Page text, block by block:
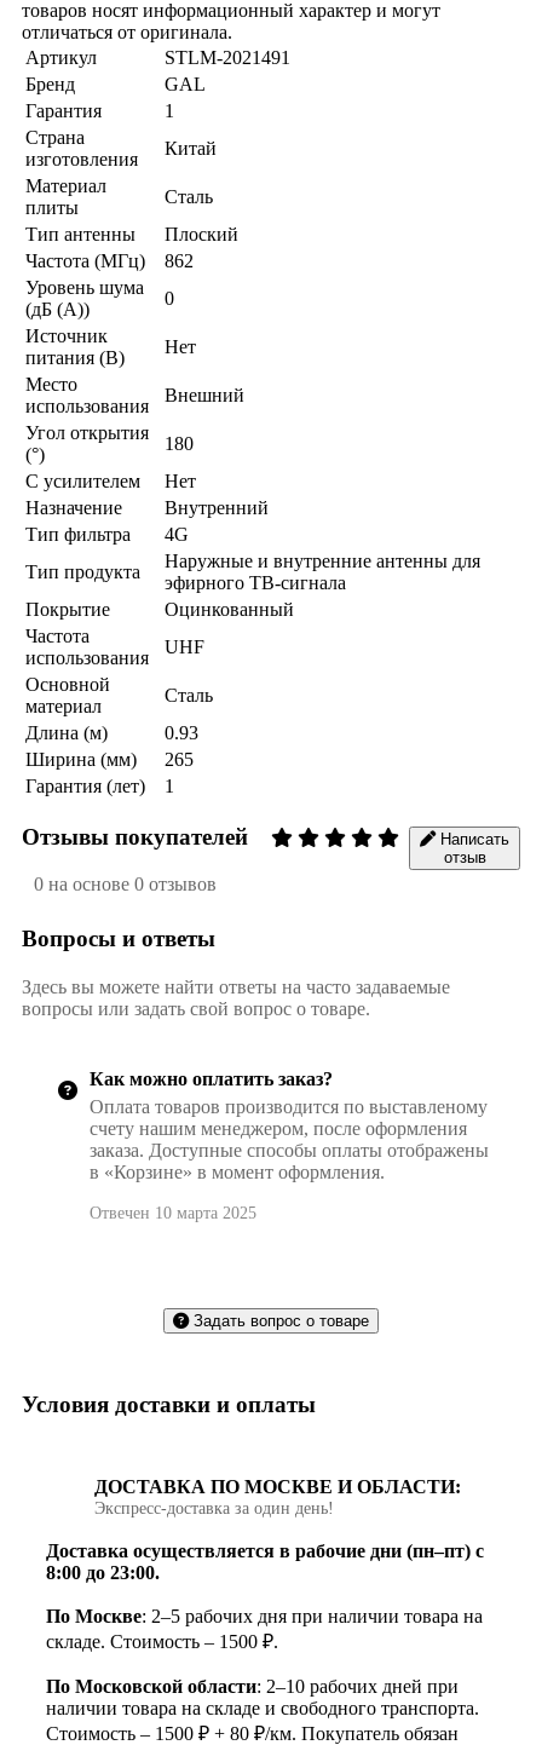
товаров носят информационный характер и могут
отличаться от оригинала.
Артикул
STLM-2021491
Бренд
GAL
Гарантия
1
Страна
изготовления
Китай
Материал
плиты
Сталь
Тип антенны
Плоский
Частота (МГц)
862
Уровень шума
(дБ (А))
0
Источник
питания (В)
Нет
Место
использования
Внешний
Угол открытия
(°)
180
С усилителем
Нет
Назначение
Внутренний
Тип фильтра
4G
Тип продукта
Наружные и внутренние антенны для
эфирного ТВ-сигнала
Покрытие
Оцинкованный
Частота
использования
UHF
Основной
материал
Сталь
Длина (м)
0.93
Ширина (мм)
265
Гарантия (лет)
1
Отзывы покупателей
0 на основе 0 отзывов
Написать
отзыв
Вопросы и ответы
Здесь вы можете найти ответы на часто задаваемые
вопросы или задать свой вопрос о товаре.
Как можно оплатить заказ?
Оплата товаров производится по выставленому
счету нашим менеджером, после оформления
заказа. Доступные способы оплаты отображены
в «Корзине» в момент оформления.
Отвечен 10 марта 2025
Задать вопрос о товаре
Условия доставки и оплаты
ДОСТАВКА ПО МОСКВЕ И ОБЛАСТИ:
Экспресс‑доставка за один день!
Доставка осуществляется в рабочие дни (пн–пт) с
8:00 до 23:00.
По Москве: 2–5 рабочих дня при наличии товара на
складе. Стоимость – 1500 ₽.
По Московской области: 2–10 рабочих дней при
наличии товара на складе и свободного транспорта.
Стоимость – 1500 ₽ + 80 ₽/км. Покупатель обязан